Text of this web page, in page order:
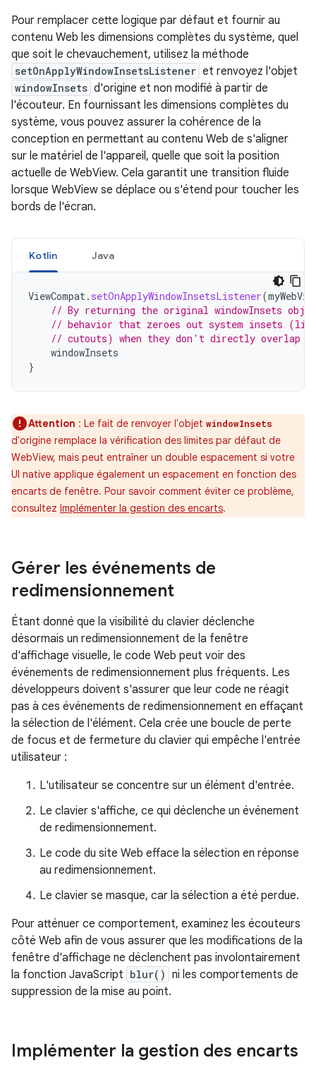
Pour remplacer cette logique par défaut et fournir au
contenu Web les dimensions complètes du système, quel
que soit le chevauchement, utilisez la méthode
setOnApplyWindowInsetsListener et renvoyez l'objet
windowInsets d'origine et non modifié à partir de
l'écouteur. En fournissant les dimensions complètes du
système, vous pouvez assurer la cohérence de la
conception en permettant au contenu Web de s'aligner
sur le matériel de l'appareil, quelle que soit la position
actuelle de WebView. Cela garantit une transition fluide
lorsque WebView se déplace ou s'étend pour toucher les
bords de l'écran.
Kotlin Java
ViewCompat. setOnApplyWindowInsetsListener(
// By returning the original windowInsets
// behavior that zeroes out system insets
// cutouts) when they don't directly overlap the
windowInsets
}
Attention : Le fait de renvoyer l'objet windowInsets
d'origine remplace la vérification des limites par défaut de
WebView, mais peut entraîner un double espacement si votre
UI native applique également un espacement en fonction des
encarts de fenêtre. Pour savoir comment éviter ce problème,
consultez Implémenter la gestion des encarts.
Gérer les événements de
redimensionnement
Étant donné que la visibilité du clavier déclenche
désormais un redimensionnement de la fenêtre
d'affichage visuelle, le code Web peut voir des
événements de redimensionnement plus fréquents. Les
développeurs doivent s'assurer que leur code ne réagit
pas à ces événements de redimensionnement en effaçant
la sélection de l'élément. Cela crée une boucle de perte
de focus et de fermeture du clavier qui empêche l'entrée
utilisateur :
L'utilisateur se concentre sur un élément d'entrée.
Le clavier s'affiche, ce qui déclenche un événement
de redimensionnement.
Le code du site Web efface la sélection en réponse
au redimensionnement.
Le clavier se masque, car la sélection a été perdue.
Pour atténuer ce comportement, examinez les écouteurs
côté Web afin de vous assurer que les modifications de la
fenêtre d'affichage ne déclenchent pas involontairement
la fonction JavaScript blur() ni les comportements de
suppression de la mise au point.
Implémenter la gestion des encarts